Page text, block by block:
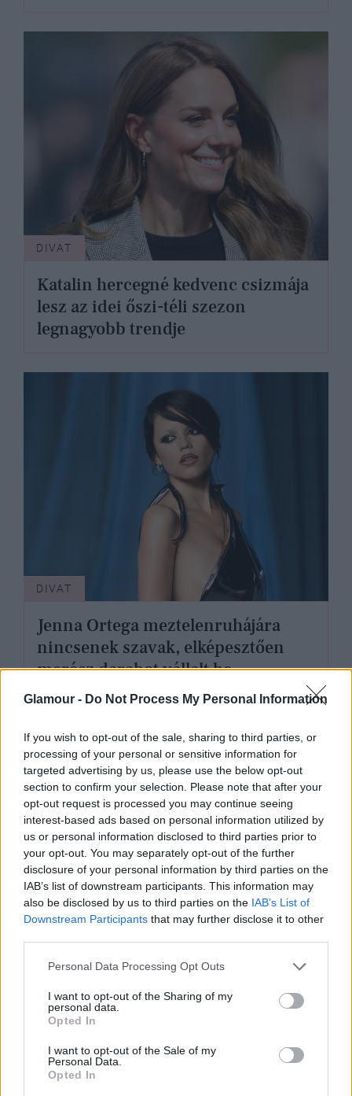
Glamour - Do Not Process My Personal Information
If you wish to opt-out of the sale, sharing to third parties, or
processing of your personal or sensitive information for
targeted advertising by us, please use the below opt-out
section to confirm your selection. Please note that after your
opt-out request is processed you may continue seeing
interest-based ads based on personal information utilized by
us or personal information disclosed to third parties prior to
your opt-out. You may separately opt-out of the further
disclosure of your personal information by third parties on the
IAB’s list of downstream participants. This information may
also be disclosed by us to third parties on the IAB’s List of
Downstream Participants that may further disclose it to other
Please note that this website/app uses one or more Google
not limited to your visit or usage behaviour. You may click to
grant or deny consent to Google and its third-party tags to
use your data for below specified purposes in below Google
consent section.
Personal Data Processing Opt Outs
I want to opt-out of the Sharing of my
personal data.
Opted In
I want to opt-out of the Sale of my
Personal Data.
Opted In
DIVAT
Katalin hercegné kedvenc csizmája
lesz az idei őszi-téli szezon
legnagyobb trendje
DIVAT
Jenna Ortega meztelenruhájára
nincsenek szavak, elképesztően
merész darabot vállalt be
8 alkalom, amikor Amal Clooney
mindenkit túlragyogott a vörös
szőnyegen páratlan
ruhaválasztásával